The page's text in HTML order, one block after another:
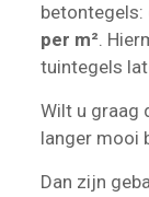
per m².
tuintegels
Wilt u graag
langer mooi
Dan zijn